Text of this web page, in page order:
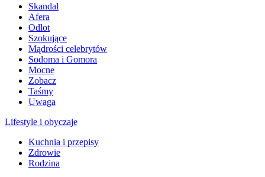
Skandal
Afera
Odlot
Szokujące
Mądrości celebrytów
Sodoma i Gomora
Mocne
Zobacz
Taśmy
Uwaga
Lifestyle i obyczaje
Kuchnia i przepisy
Zdrowie
Rodzina